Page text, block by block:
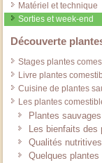
Matériel et technique
Sorties et week-end
Découverte
Stages plantes
Livre plantes
Cuisine de plantes
Les plantes
Plantes
Les bienfaits des
Qualités
Quelques